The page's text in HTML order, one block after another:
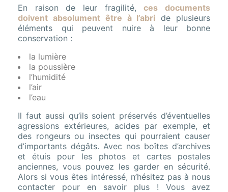
En raison de leur fragilité,ces documents
doivent absolument être à l’abri de plusieurs
éléments qui peuvent nuire à leur bonne
conservation :
la lumière
la poussière
l’humidité
l’air
l’eau
Il faut aussi qu’ils soient préservés d’éventuelles
agressions extérieures, acides par exemple, et
des rongeurs ou insectes qui pourraient causer
d’importants dégâts. Avec nos boîtes d’archives
et étuis pour les photos et cartes postales
anciennes, vous pouvez les garder en sécurité.
Alors si vous êtes intéressé, n’hésitez pas à nous
contacter pour en savoir plus ! Vous avez